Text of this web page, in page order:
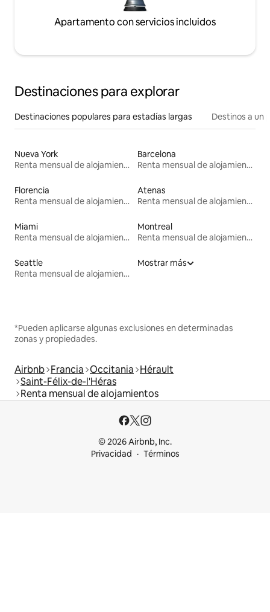
Apartamento con servicios incluidos
Destinaciones para explorar
Destinaciones populares para estadías largas Destinos a un
Nueva York
Renta mensual de alojamientos
Barcelona
Renta mensual de alojamientos
Florencia
Renta mensual de alojamientos
Atenas
Renta mensual de alojamientos
Miami
Renta mensual de alojamientos
Montreal
Renta mensual de alojamientos
Seattle
Renta mensual de alojamientos
Mostrar más
*Pueden aplicarse algunas exclusiones en determinadas
zonas y propiedades.
Airbnb Francia Occitania Hérault
Saint-Félix-de-l'Héras
Renta mensual de alojamientos
© 2026 Airbnb, Inc.
Privacidad
Términos